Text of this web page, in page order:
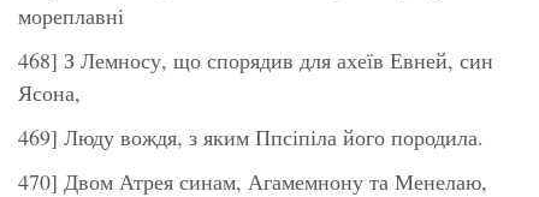
мореплавні
468] З Лемносу, що спорядив для ахеїв Евней, син
Ясона,
469] Люду вождя, з яким Ппсіпіла його породила.
470] Двом Атрея синам, Агамемнону та Менелаю,